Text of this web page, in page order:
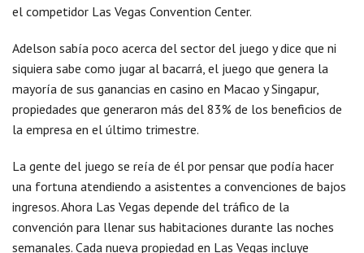
el competidor Las Vegas Convention Center.
Adelson sabía poco acerca del sector del juego y dice que ni
siquiera sabe como jugar al bacarrá, el juego que genera la
mayoría de sus ganancias en casino en Macao y Singapur,
propiedades que generaron más del 83% de los beneficios de
la empresa en el último trimestre.
La gente del juego se reía de él por pensar que podía hacer
una fortuna atendiendo a asistentes a convenciones de bajos
ingresos. Ahora Las Vegas depende del tráfico de la
convención para llenar sus habitaciones durante las noches
semanales. Cada nueva propiedad en Las Vegas incluye